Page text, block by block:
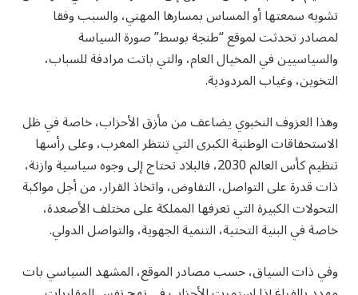
تشويه سمعتها أو المساس بمسارها المهني، والسبب وفقا
لمصادر تحدثت لموقع “طنجة بوسط” صورة السياسة
والسياسيين في المخيال العام، والتي باتت مرادفة للسباب،
التخوين، وغياب المردودية.
وهذا العزوف النخبوي يضاعف من مأزق الأحزاب، خاصة في ظل
الاستحقاقات الوطنية الكبرى التي تنتظر المغرب، وعلى رأسها
تنظيم كأس العالم 2030، فالبلاد تحتاج إلى وجوه سياسية وازنة،
ذات قدرة على التواصل، التفاوض، واتخاذ القرار، من أجل مواكبة
التحولات الكبيرة التي تعرفها المملكة على مختلف الأصعدة،
خاصة في البنية التحتية، التنمية الجهوية، والتواصل الدولي.
وفي ذات السياق، حسب مصادر الموقع، المشهد السياسي بات